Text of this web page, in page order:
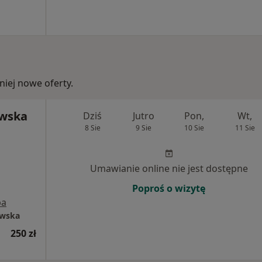
nowe oferty.
250 zł
Dziś
8 Sie
Jutro
9 Sie
Pon,
10 Sie
Wt,
11 Sie
Umawianie online nie jest dostępne
Poproś o wizytę